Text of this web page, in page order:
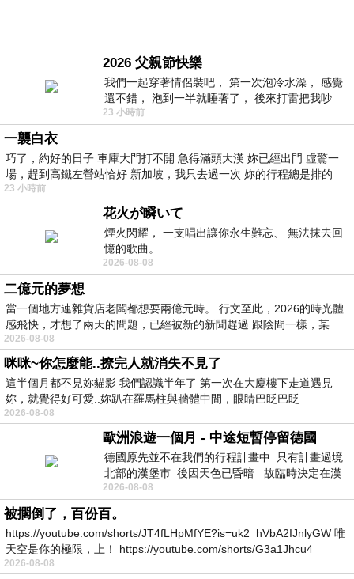
2026 父親節快樂
我們一起穿著情侶裝吧， 第一次泡冷水澡， 感覺
還不錯， 泡到一半就睡著了， 後來打雷把我吵
醒， 手
23 小時前
一襲白衣
巧了，約好的日子 車庫大門打不開 急得滿頭大漢 妳已經出門 虛驚一
場，趕到高鐵左營站恰好 新加坡，我只去過一次 妳的行程總是排的
23 小時前
花火が瞬いて
煙火閃耀， 一支唱出讓你永生難忘、 無法抹去回
憶的歌曲。
2026-08-08
二億元的夢想
當一個地方連雜貨店老闆都想要兩億元時。 行文至此，2026的時光體
感飛快，才想了兩天的問題，已經被新的新聞趕過 跟陰間一樣，某
2026-08-08
咪咪~你怎麼能..撩完人就消失不見了
這半個月都不見妳貓影 我們認識半年了 第一次在大廈樓下走道遇見
妳，就覺得好可愛..妳趴在羅馬柱與牆體中間，眼睛巴眨巴眨
2026-08-08
歐洲浪遊一個月 - 中途短暫停留德國
德國原先並不在我們的行程計畫中 只有計畫過境
北部的漢堡市 後因天色已昏暗 故臨時決定在漢
堡市吃晚餐和過夜
2026-08-08
被擱倒了，百份百。
https://youtube.com/shorts/JT4fLHpMfYE?is=uk2_hVbA2IJnlyGW 唯
天空是你的極限，上！ https://youtube.com/shorts/G3a1Jhcu4
2026-08-08